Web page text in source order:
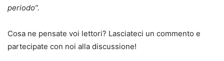
periodo”.
Cosa ne pensate voi lettori? Lasciateci un commento e
partecipate con noi alla discussione!